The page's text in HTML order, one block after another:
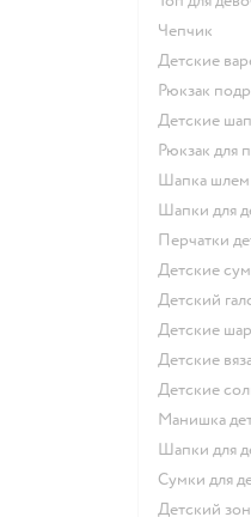
Чепчик
Детские
Рюкзак
Детские
Рюкзак для
Шапка шлем
Шапки для
Перчатки
Детские
Детский
Детские
Детские
Детские
Манишка
Шапки для
Сумки для
Детский